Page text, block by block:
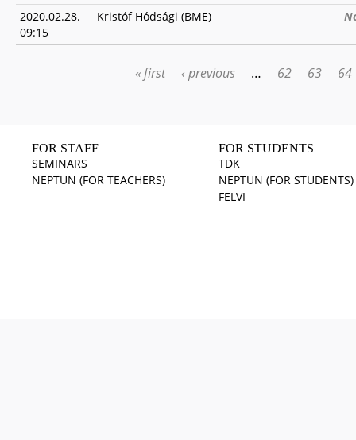
2020.02.28.
09:15
Kristóf Hódsági (BME)
« first ‹ previous … 62 63 64
FOR STAFF
SEMINARS
NEPTUN (FOR TEACHERS)
FOR STUDENTS
TDK
NEPTUN (FOR STUDENTS)
FELVI